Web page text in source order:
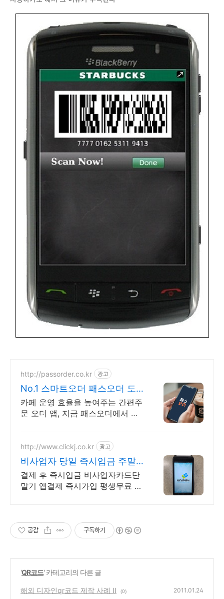
http://passorder.co.kr 광고
No.1 스마트오더 패스오더 도
입 비용 0원!
카페 운영 효율을 높여주는 간편주
문 오더 앱, 지금 패스오더에서 상
정 ZERO!
http://www.clickj.co.kr 광고
비사업자 당일 즉시입금 주말,
공휴일도 당일즉시입금
결제 후 즉시입금 비사업자카드단
말기 앱결제 즉시가입 평생무료 비
공감 구독하기
'QR코드' 카테고리의 다른 글
해외 디자인qr코드 제작 사례 II (0) 2011.01.24